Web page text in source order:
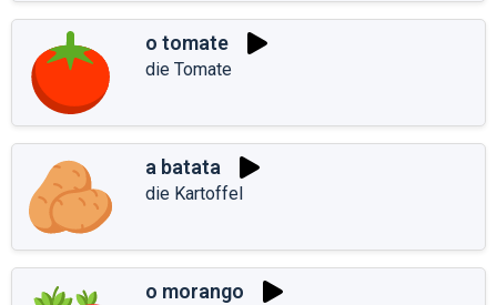
o tomate
die Tomate
a batata
die Kartoffel
o morango